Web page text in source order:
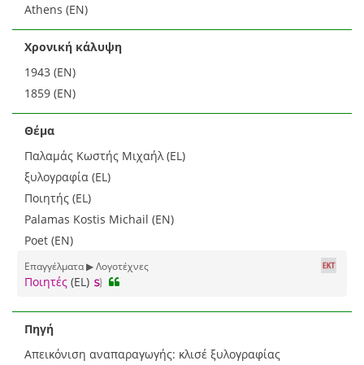
Athens (EN)
Χρονική κάλυψη
1943 (EN)
1859 (EN)
Θέμα
Παλαμάς Κωστής Μιχαήλ (EL)
ξυλογραφία (EL)
Ποιητής (EL)
Palamas Kostis Michail (EN)
Poet (EN)
Επαγγέλματα ▶ Λογοτέχνες
Ποιητές (EL)
Πηγή
Απεικόνιση αναπαραγωγής: κλισέ ξυλογραφίας